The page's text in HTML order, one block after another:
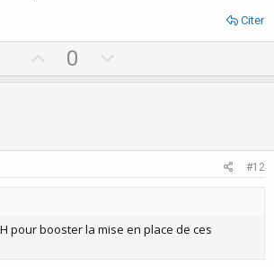
Citer
p
t
0
o
v
#12
pour booster la mise en place de ces